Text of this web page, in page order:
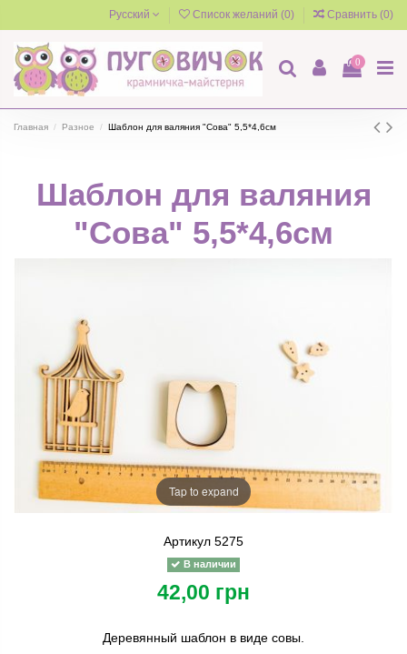
Русский Список желаний (0) Сравнить (0)
0
Главная Разное Шаблон для валяния "Сова" 5,5*4,6см
Шаблон для валяния
"Сова" 5,5*4,6см
Tap to expand
Артикул 5275
В наличии
42,00 грн
Деревянный шаблон в виде совы.